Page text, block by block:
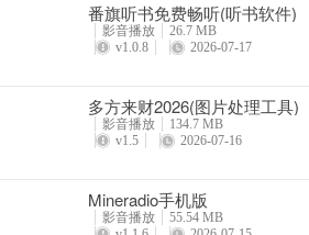
番旗听书免费畅听(听书软件)
影音播放
26.7 MB
v1.0.8
2026-07-17
多方来财2026(图片处理工具)
影音播放
134.7 MB
v1.5
2026-07-16
Mineradio手机版
影音播放
55.54 MB